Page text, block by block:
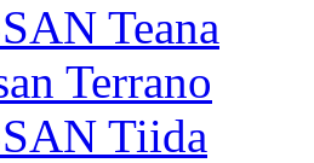
Teana
Terrano
Tiida